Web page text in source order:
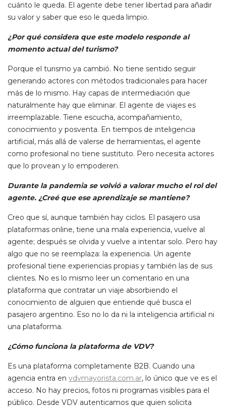
cuánto le queda. El agente debe tener libertad para añadir
su valor y saber que eso le queda limpio.
¿Por qué considera que este modelo responde al
momento actual del turismo?
Porque el turismo ya cambió. No tiene sentido seguir
generando actores con métodos tradicionales para hacer
más de lo mismo. Hay capas de intermediación que
naturalmente hay que eliminar. El agente de viajes es
irreemplazable. Tiene escucha, acompañamiento,
conocimiento y posventa. En tiempos de inteligencia
artificial, más allá de valerse de herramientas, el agente
como profesional no tiene sustituto. Pero necesita actores
que lo provean y lo empoderen.
Durante la pandemia se volvió a valorar mucho el rol del
agente. ¿Creé que ese aprendizaje se mantiene?
Creo que sí, aunque también hay ciclos. El pasajero usa
plataformas online, tiene una mala experiencia, vuelve al
agente; después se olvida y vuelve a intentar solo. Pero hay
algo que no se reemplaza: la experiencia. Un agente
profesional tiene experiencias propias y también las de sus
clientes. No es lo mismo leer un comentario en una
plataforma que contratar un viaje absorbiendo el
conocimiento de alguien que entiende qué busca el
pasajero argentino. Eso no lo da ni la inteligencia artificial ni
una plataforma.
¿Cómo funciona la plataforma de VDV?
Es una plataforma completamente B2B. Cuando una
agencia entra en vdvmayorista.com.ar, lo único que ve es el
acceso. No hay precios, fotos ni programas visibles para el
público. Desde VDV autenticamos que quien solicita